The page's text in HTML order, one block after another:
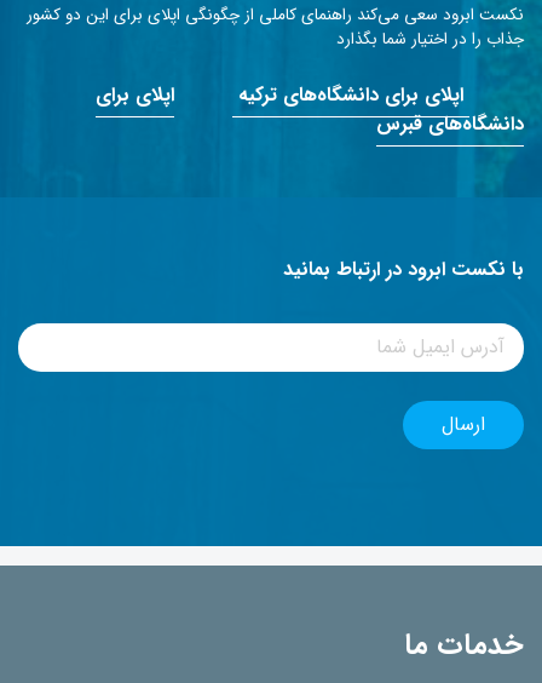
نکست ابرود سعی می‌کند راهنمای کاملی از چگونگی اپلای برای این دو کشور
جذاب را در اختیار شما بگذارد
اپلای برای دانشگاه‌های ترکیه
اپلای برای
دانشگاه‌های قبرس
با نکست ابرود در ارتباط بمانید
خدمات ما